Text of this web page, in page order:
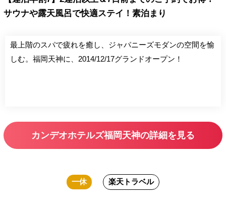
サウナや露天風呂で快適ステイ！素泊まり
最上階のスパで疲れを癒し、ジャパニーズモダンの空間を愉
しむ。福岡天神に、2014/12/17グランドオープン！
カンデオホテルズ福岡天神の詳細を見る
一休 楽天トラベル